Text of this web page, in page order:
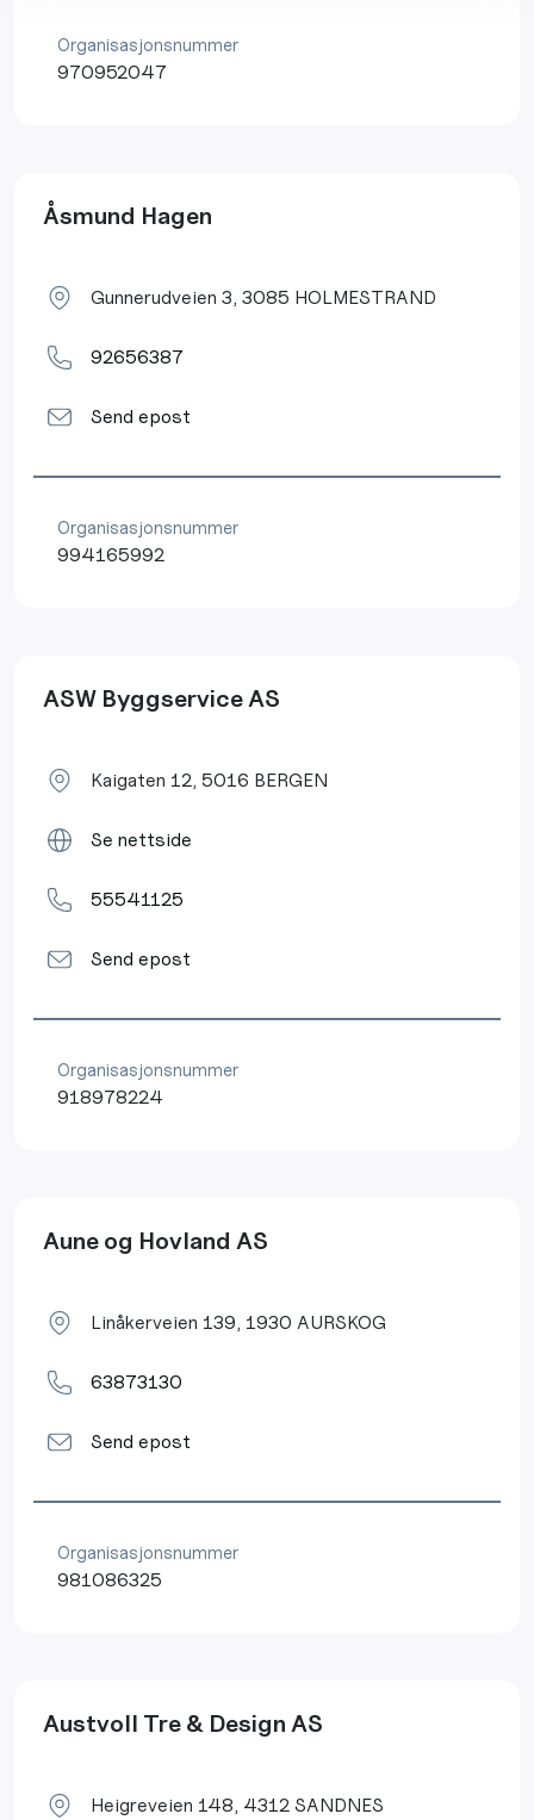
Organisasjonsnummer
970952047
Åsmund Hagen
Gunnerudveien 3, 3085 HOLMESTRAND
92656387
Send epost
Organisasjonsnummer
994165992
ASW Byggservice AS
Kaigaten 12, 5016 BERGEN
Se nettside
55541125
Send epost
Organisasjonsnummer
918978224
Aune og Hovland AS
Linåkerveien 139, 1930 AURSKOG
63873130
Send epost
Organisasjonsnummer
981086325
Austvoll Tre & Design AS
Heigreveien 148, 4312 SANDNES